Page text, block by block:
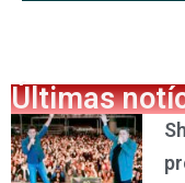
Últimas